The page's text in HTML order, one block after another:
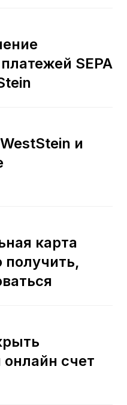
SEPA
и
карта
получить,
счет